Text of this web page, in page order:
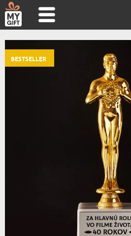
BESTSELLER